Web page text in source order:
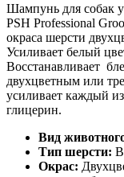
Шампунь для собак
PSH Professional
окраса шерсти
Усиливает белый
Восстанавливает
двухцветным или
усиливает каждый
глицерин.
Вид
Тип шерсти:
Окрас: